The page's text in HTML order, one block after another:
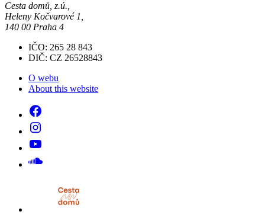
Cesta domů, z.ú.,
Heleny Kočvarové 1,
140 00 Praha 4
IČO: 265 28 843
DIČ: CZ 26528843
O webu
About this website